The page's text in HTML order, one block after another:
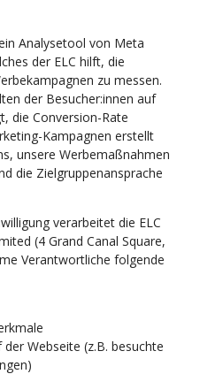
Analysetool von Meta
der ELC hilft, die
zu messen.
der Besucher:innen auf
die Conversion-Rate
Kampagnen erstellt
unsere Werbemaßnahmen
die Zielgruppenansprache
verarbeitet die ELC
(4 Grand Canal Square,
Verantwortliche folgende
Webseite (z.B. besuchte